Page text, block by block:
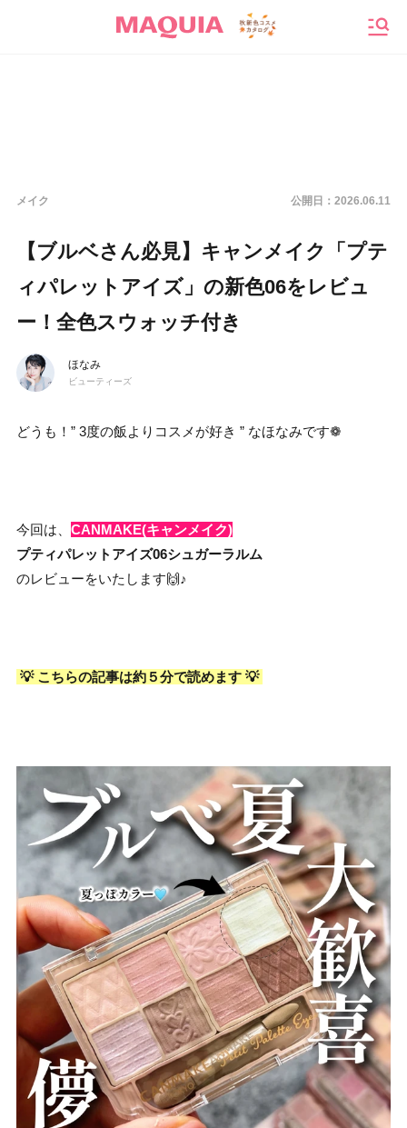
メイク 公開日： 2026.06.11
【ブルベさん必見】キャンメイク「プテ
ィパレットアイズ」の新色06をレビュ
ー！全色スウォッチ付き
ほなみ
ビューティーズ
どうも！” 3度の飯よりコスメが好き ” なほなみです❁
今回は、 CANMAKE(キャンメイク)
プティパレットアイズ06シュガーラルム
のレビューをいたします🙌♪
💡 こちらの記事は約５分で読めます 💡